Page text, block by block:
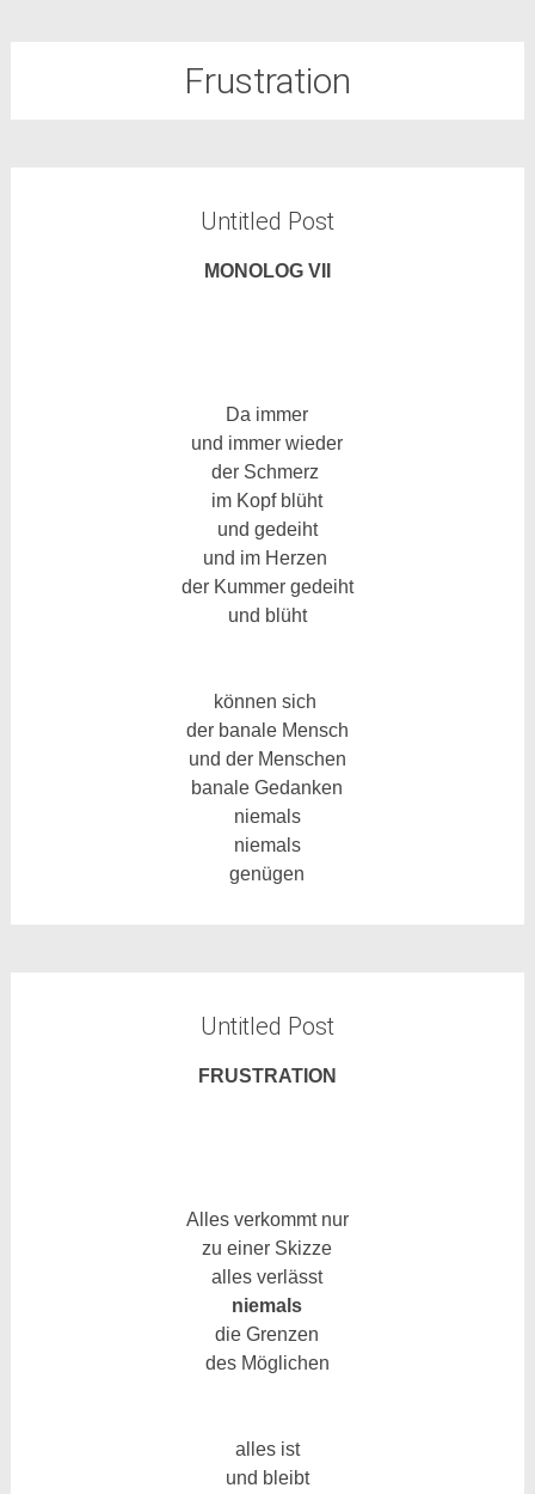
Frustration
Untitled Post
MONOLOG VII
Da immer
und immer wieder
der Schmerz
im Kopf blüht
und gedeiht
und im Herzen
der Kummer gedeiht
und blüht
können sich
der banale Mensch
und der Menschen
banale Gedanken
niemals
niemals
genügen
Untitled Post
FRUSTRATION
Alles verkommt nur
zu einer Skizze
alles verlässt
niemals
die Grenzen
des Möglichen
alles ist
und bleibt